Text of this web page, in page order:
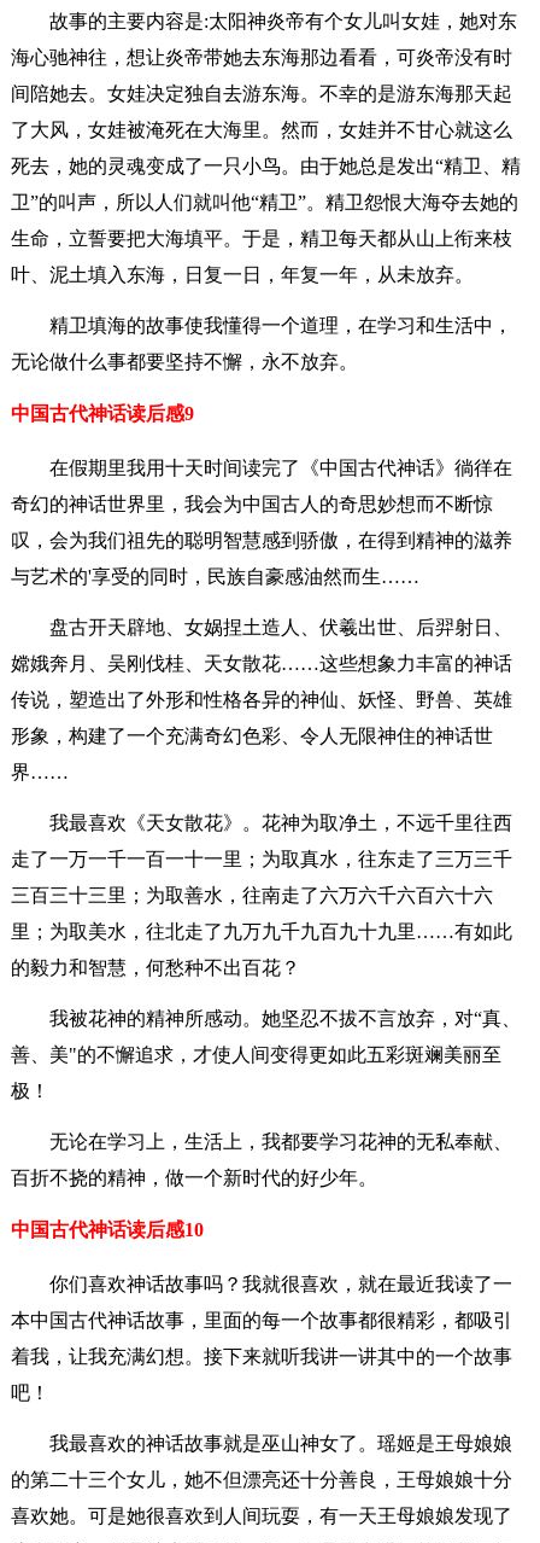
故事的主要内容是:太阳神炎帝有个女儿叫女娃，她对东
海心驰神往，想让炎帝带她去东海那边看看，可炎帝没有时
间陪她去。女娃决定独自去游东海。不幸的是游东海那天起
了大风，女娃被淹死在大海里。然而，女娃并不甘心就这么
死去，她的灵魂变成了一只小鸟。由于她总是发出“精卫、精
卫”的叫声，所以人们就叫他“精卫”。精卫怨恨大海夺去她的
生命，立誓要把大海填平。于是，精卫每天都从山上衔来枝
叶、泥土填入东海，日复一日，年复一年，从未放弃。
精卫填海的故事使我懂得一个道理，在学习和生活中，
无论做什么事都要坚持不懈，永不放弃。
中国古代神话读后感9
在假期里我用十天时间读完了《中国古代神话》徜徉在
奇幻的神话世界里，我会为中国古人的奇思妙想而不断惊
叹，会为我们祖先的聪明智慧感到骄傲，在得到精神的滋养
与艺术的'享受的同时，民族自豪感油然而生……
盘古开天辟地、女娲捏土造人、伏羲出世、后羿射日、
嫦娥奔月、吴刚伐桂、天女散花……这些想象力丰富的神话
传说，塑造出了外形和性格各异的神仙、妖怪、野兽、英雄
形象，构建了一个充满奇幻色彩、令人无限神住的神话世
界……
我最喜欢《天女散花》。花神为取净土，不远千里往西
走了一万一千一百一十一里；为取真水，往东走了三万三千
三百三十三里；为取善水，往南走了六万六千六百六十六
里；为取美水，往北走了九万九千九百九十九里……有如此
的毅力和智慧，何愁种不出百花？
我被花神的精神所感动。她坚忍不拔不言放弃，对“真、
善、美"的不懈追求，才使人间变得更如此五彩斑斓美丽至
极！
无论在学习上，生活上，我都要学习花神的无私奉献、
百折不挠的精神，做一个新时代的好少年。
中国古代神话读后感10
你们喜欢神话故事吗？我就很喜欢，就在最近我读了一
本中国古代神话故事，里面的每一个故事都很精彩，都吸引
着我，让我充满幻想。接下来就听我讲一讲其中的一个故事
吧！
我最喜欢的神话故事就是巫山神女了。瑶姬是王母娘娘
的第二十三个女儿，她不但漂亮还十分善良，王母娘娘十分
喜欢她。可是她很喜欢到人间玩耍，有一天王母娘娘发现了